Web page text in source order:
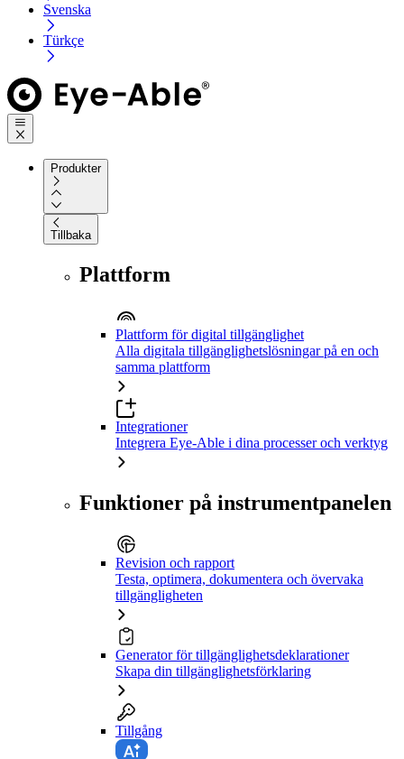
Svenska
Türkçe
Produkter
Tillbaka
Plattform
Plattform för digital tillgänglighet
Alla digitala tillgänglighetslösningar på en och
samma plattform
Integrationer
Integrera Eye-Able i dina processer och verktyg
Funktioner på instrumentpanelen
Revision och rapport
Testa, optimera, dokumentera och övervaka
tillgängligheten
Generator för tillgänglighetsdeklarationer
Skapa din tillgänglighetsförklaring
Tillgång